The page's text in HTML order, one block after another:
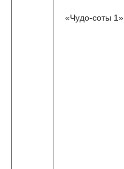
«Чудо-соты 1»